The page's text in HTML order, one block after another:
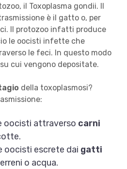
il Toxoplasma gondii. Il
è il gatto o, per
Il protozoo infatti produce
le oocisti infette che
le feci. In questo modo
cui vengono depositate.
della toxoplasmosi?
oocisti attraverso carni
oocisti escrete dai gatti
o acqua.